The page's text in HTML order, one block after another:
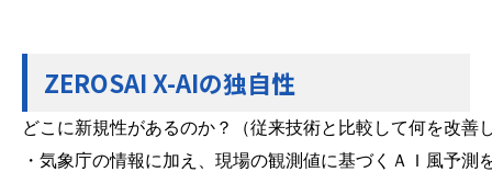
ZEROSAI X-AIの独自性
どこに新規性があるのか？（従来技術と比較して何を改善
・気象庁の情報に加え、現場の観測値に基づくＡＩ風予測